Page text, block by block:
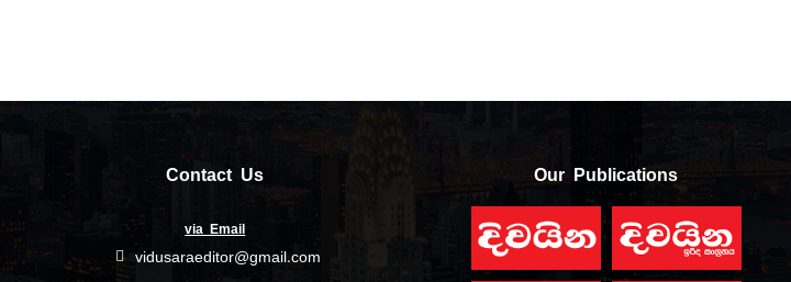
Contact Us
via Email
vidusaraeditor@gmail.com
Our Publications